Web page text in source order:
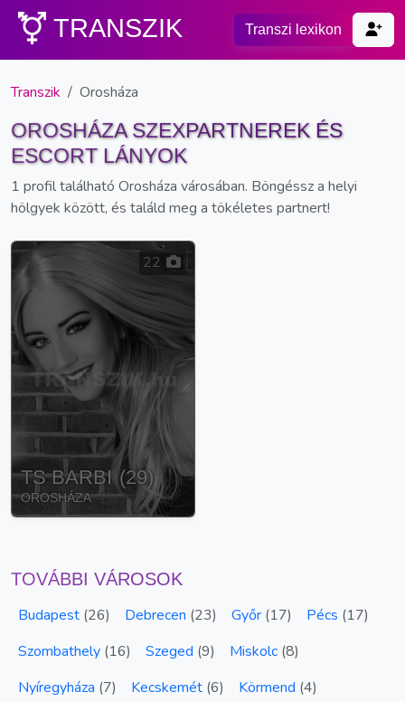
TRANSZIK Transzi lexikon
Transzik Orosháza
OROSHÁZA SZEXPARTNEREK ÉS
ESCORT LÁNYOK
1 profil található Orosháza városában. Böngéssz a helyi
hölgyek között, és találd meg a tökéletes partnert!
22
TS BARBI (29)
OROSHÁZA
TOVÁBBI VÁROSOK
Budapest (26) Debrecen (23) Győr (17) Pécs (17)
Szombathely (16) Szeged (9) Miskolc (8)
Nyíregyháza (7) Kecskemét (6) Körmend (4)